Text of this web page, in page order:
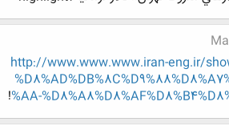
http://www.www.www.iran-eng.ir/
%AA-
!